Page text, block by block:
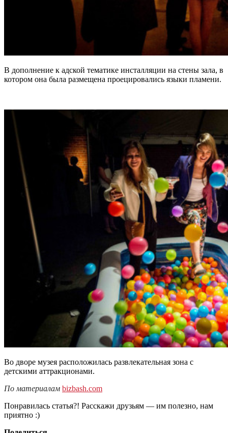
В дополнение к адской тематике инсталляции на стены зала, в
котором она была размещена проецировались языки пламени.
Во дворе музея расположилась развлекательная зона с
детскими аттракционами.
По материалам bizbash.com
Понравилась статья?! Расскажи друзьям — им полезно, нам
приятно :)